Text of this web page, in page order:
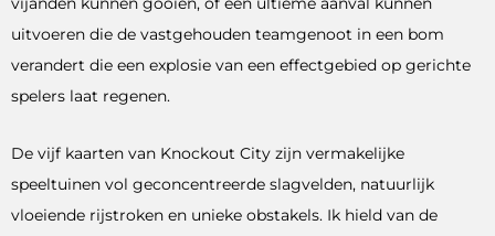
uitvoeren die de vastgehouden teamgenoot in een bom
verandert die een explosie van een effectgebied op gerichte
spelers laat regenen.
De vijf kaarten van Knockout City zijn vermakelijke
speeltuinen vol geconcentreerde slagvelden, natuurlijk
vloeiende rijstroken en unieke obstakels. Ik hield van de